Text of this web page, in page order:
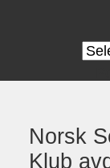
Norsk
Klub